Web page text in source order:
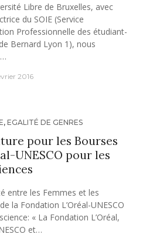
Libre de Bruxelles, avec
du SOIE (Service
Professionnelle des étudiant-
Bernard Lyon 1), nous
2016
, EGALITÉ DE GENRES
pour les Bourses
UNESCO pour les
entre les Femmes et les
la Fondation L’Oréal-UNESCO
« La Fondation L’Oréal,
et…